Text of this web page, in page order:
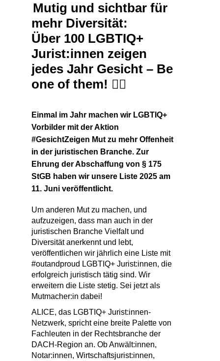
Mutig und sichtbar für
mehr Diversität:
Über 100 LGBTIQ+
Jurist:innen zeigen
jedes Jahr Gesicht – Be
one of them! 🏳️‍🌈
Einmal im Jahr machen wir LGBTIQ+
Vorbilder mit der Aktion
#GesichtZeigen Mut zu mehr Offenheit
in der juristischen Branche. Zur
Ehrung der Abschaffung von § 175
StGB haben wir unsere Liste 2025 am
11. Juni veröffentlicht.
Um anderen Mut zu machen, und
aufzuzeigen, dass man auch in der
juristischen Branche Vielfalt und
Diversität anerkennt und lebt,
veröffentlichen wir jährlich eine Liste mit
#outandproud LGBTIQ+ Jurist:innen, die
erfolgreich juristisch tätig sind. Wir
erweitern die Liste stetig. Sei jetzt als
Mutmacher:in dabei!
ALICE, das LGBTIQ+ Jurist:innen-
Netzwerk, spricht eine breite Palette von
Fachleuten in der Rechtsbranche der
DACH-Region an. Ob Anwält:innen,
Notar:innen, Wirtschaftsjurist:innen,